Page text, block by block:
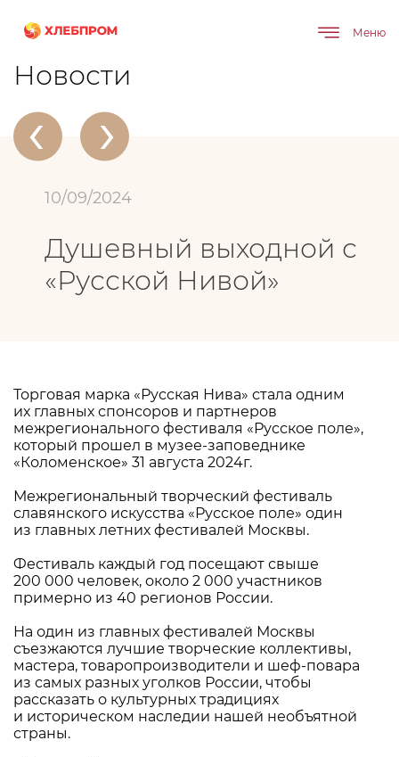
Меню
Главная О компании Душевный выходной с «Русской Нивой»
Новости
‹ ›
10/09/2024
Душевный выходной с
«Русской Нивой»
Торговая марка «Русская Нива» стала одним
их главных спонсоров и партнеров
межрегионального фестиваля «Русское поле»,
который прошел в музее-заповеднике
«Коломенское» 31 августа 2024г.
Межрегиональный творческий фестиваль
славянского искусства «Русское поле» один
из главных летних фестивалей Москвы.
Фестиваль каждый год посещают свыше
200 000 человек, около 2 000 участников
примерно из 40 регионов России.
На один из главных фестивалей Москвы
съезжаются лучшие творческие коллективы,
мастера, товаропроизводители и шеф-повара
из самых разных уголков России, чтобы
рассказать о культурных традициях
и историческом наследии нашей необъятной
страны.